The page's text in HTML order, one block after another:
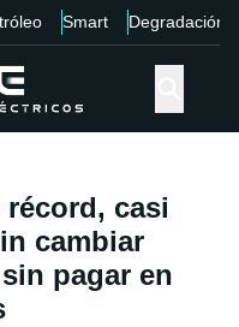
Smart Degradación
récord, casi
cambiar
pagar en